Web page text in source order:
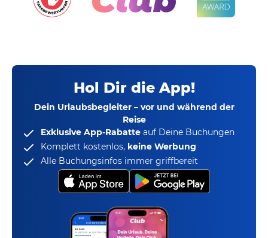
Hol Dir die App!
Dein Urlaubsbegleiter – vor und während der
Reise
Exklusive App-Rabatte auf Deine Buchungen
Komplett kostenlos, keine Werbung
Alle Buchungsinfos immer griffbereit